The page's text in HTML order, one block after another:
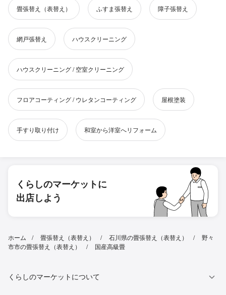
畳張替え（表替え） ふすま張替え 障子張替え
網戸張替え ハウスクリーニング
ハウスクリーニング / 空室クリーニング
フロアコーティング / ウレタンコーティング 屋根塗装
手すり取り付け 和室から洋室へリフォーム
くらしのマーケットに
出店しよう
ホーム 畳張替え（表替え） 石川県の畳張替え（表替え）
野々
市市の畳張替え（表替え）
国産高級畳
くらしのマーケットについて